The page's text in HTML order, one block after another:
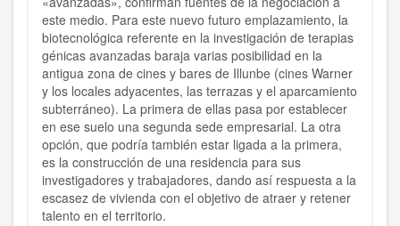
este medio. Para este nuevo futuro emplazamiento, la
biotecnológica referente en la investigación de terapias
génicas avanzadas baraja varias posibilidad en la
antigua zona de cines y bares de Illunbe (cines Warner
y los locales adyacentes, las terrazas y el aparcamiento
subterráneo). La primera de ellas pasa por establecer
en ese suelo una segunda sede empresarial. La otra
opción, que podría también estar ligada a la primera,
es la construcción de una residencia para sus
investigadores y trabajadores, dando así respuesta a la
escasez de vivienda con el objetivo de atraer y retener
talento en el territorio.